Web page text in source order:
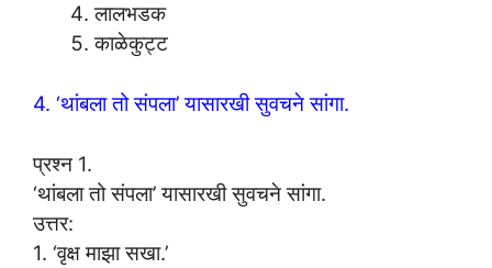
लालभडक
काळेकुट्ट
4. ‘थांबला तो संपला’ यासारखी सुवचने सांगा.
प्रश्न 1.
‘थांबला तो संपला’ यासारखी सुवचने सांगा.
उत्तर:
1. ‘वृक्ष माझा सखा.’